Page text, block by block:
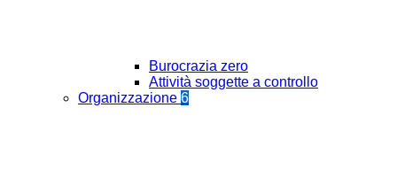
Burocrazia zero
Attività soggette a controllo
Organizzazione 6